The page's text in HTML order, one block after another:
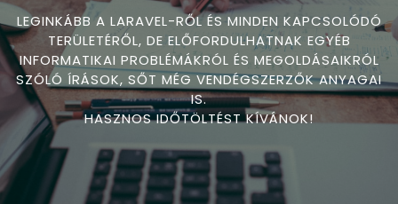
LEGINKÁBB A LARAVEL-RŐL ÉS MINDEN KAPCSOLÓDÓ
TERÜLETÉRŐL, DE ELŐFORDULHATNAK EGYÉB
INFORMATIKAI PROBLÉMÁKRÓL ÉS MEGOLDÁSAIKRÓL
SZÓLÓ ÍRÁSOK, SŐT MÉG VENDÉGSZERZŐK ANYAGAI
IS.
HASZNOS IDŐTÖLTÉST KÍVÁNOK!